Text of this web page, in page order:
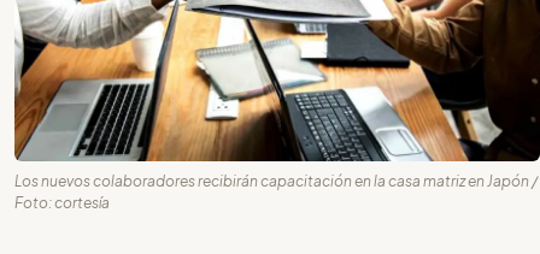
Los nuevos colaboradores recibirán capacitación en la casa matriz en Japón /
Foto: cortesía